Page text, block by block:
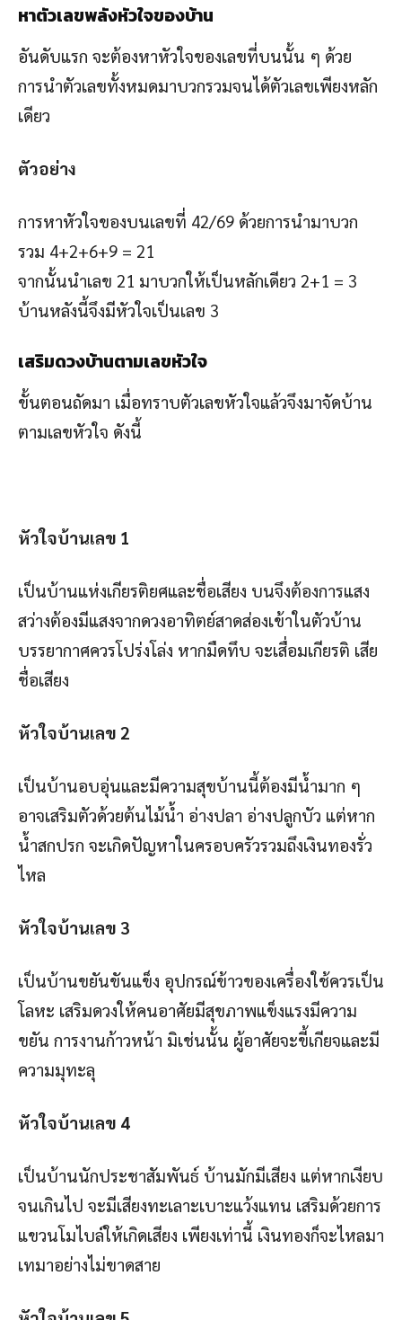
หาตัวเลขพลังหัวใจของบ้าน
อันดับแรก จะต้องหาหัวใจของเลขที่บนนั้น ๆ ด้วย
การนำตัวเลขทั้งหมดมาบวกรวมจนได้ตัวเลขเพียงหลัก
เดียว
ตัวอย่าง
การหาหัวใจของบนเลขที่ 42/69 ด้วยการนำมาบวก
รวม 4+2+6+9 = 21
จากนั้นนำเลข 21 มาบวกให้เป็นหลักเดียว 2+1 = 3
บ้านหลังนี้จึงมีหัวใจเป็นเลข 3
เสริมดวงบ้านตามเลขหัวใจ
ขั้นตอนถัดมา เมื่อทราบตัวเลขหัวใจแล้วจึงมาจัดบ้าน
ตามเลขหัวใจ ดังนี้
หัวใจบ้านเลข 1
เป็นบ้านแห่งเกียรติยศและชื่อเสียง บนจึงต้องการแสง
สว่างต้องมีแสงจากดวงอาทิตย์สาดส่องเข้าในตัวบ้าน
บรรยากาศควรโปร่งโล่ง หากมืดทึบ จะเสื่อมเกียรติ เสีย
ชื่อเสียง
หัวใจบ้านเลข 2
เป็นบ้านอบอุ่นและมีความสุขบ้านนี้ต้องมีน้ำมาก ๆ
อาจเสริมตัวด้วยต้นไม้น้ำ อ่างปลา อ่างปลูกบัว แต่หาก
น้ำสกปรก จะเกิดปัญหาในครอบครัวรวมถึงเงินทองรั่ว
ไหล
หัวใจบ้านเลข 3
เป็นบ้านขยันขันแข็ง อุปกรณ์ข้าวของเครื่องใช้ควรเป็น
โลหะ เสริมดวงให้คนอาศัยมีสุขภาพแข็งแรงมีความ
ขยัน การงานก้าวหน้า มิเช่นนั้น ผู้อาศัยจะขี้เกียจและมี
ความมุทะลุ
หัวใจบ้านเลข 4
เป็นบ้านนักประชาสัมพันธ์ บ้านมักมีเสียง แต่หากเงียบ
จนเกินไป จะมีเสียงทะเลาะเบาะแว้งแทน เสริมด้วยการ
แขวนโมไบล์ให้เกิดเสียง เพียงเท่านี้ เงินทองก็จะไหลมา
เทมาอย่างไม่ขาดสาย